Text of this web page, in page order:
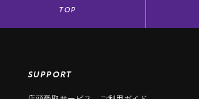
TOP
SUPPORT